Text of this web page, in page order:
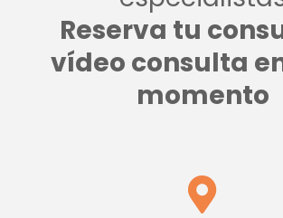
Reserva tu
vídeo consulta
momento